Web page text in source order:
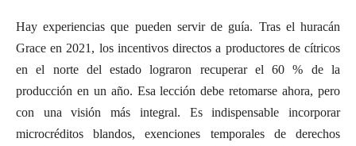
Hay experiencias que pueden servir de guía. Tras el huracán
Grace en 2021, los incentivos directos a productores de cítricos
en el norte del estado lograron recuperar el 60 % de la
producción en un año. Esa lección debe retomarse ahora, pero
con una visión más integral. Es indispensable incorporar
microcréditos blandos, exenciones temporales de derechos